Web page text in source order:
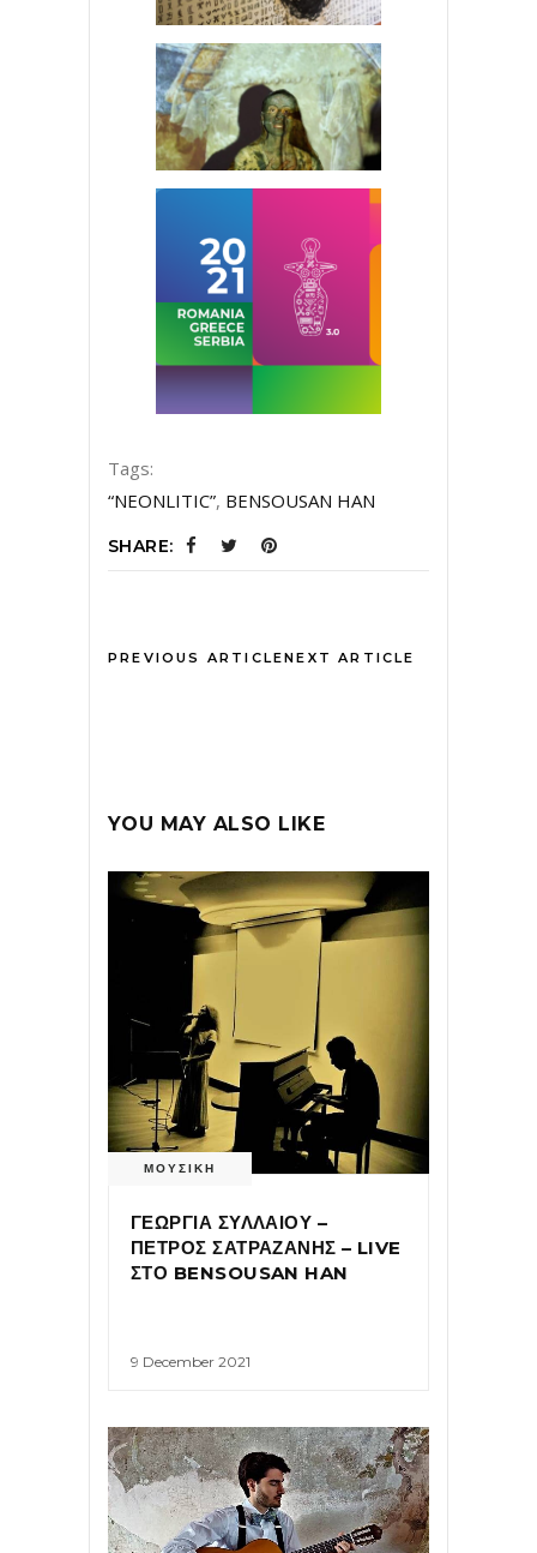
Tags:
“NEONLITIC”, BENSOUSAN HAN
SHARE:
PREVIOUS ARTICLENEXT ARTICLE
YOU MAY ALSO LIKE
ΜΟΥΣΙΚΗ
ΓΕΩΡΓΙΑ ΣΥΛΛΑΙΟΥ –
ΠΕΤΡΟΣ ΣΑΤΡΑΖΑΝΗΣ – LIVE
ΣΤΟ BENSOUSAN HAN
9 December 2021